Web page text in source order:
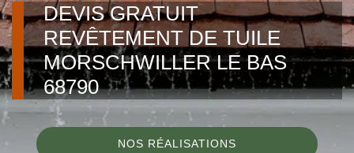
DEVIS GRATUIT
REVÊTEMENT DE TUILE
MORSCHWILLER LE BAS
68790
NOS RÉALISATIONS